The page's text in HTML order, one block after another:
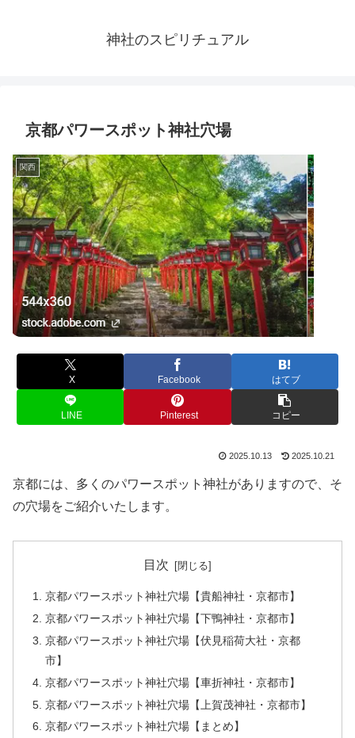
神社のスピリチュアル
京都パワースポット神社穴場
関西
X Facebook はてブ
LINE Pinterest コピー
2025.10.13 2025.10.21
京都には、多くのパワースポット神社がありますので、そ
の穴場をご紹介いたします。
目次
京都パワースポット神社穴場【貴船神社・京都市】
京都パワースポット神社穴場【下鴨神社・京都市】
京都パワースポット神社穴場【伏見稲荷大社・京都
市】
京都パワースポット神社穴場【車折神社・京都市】
京都パワースポット神社穴場【上賀茂神社・京都市】
京都パワースポット神社穴場【まとめ】